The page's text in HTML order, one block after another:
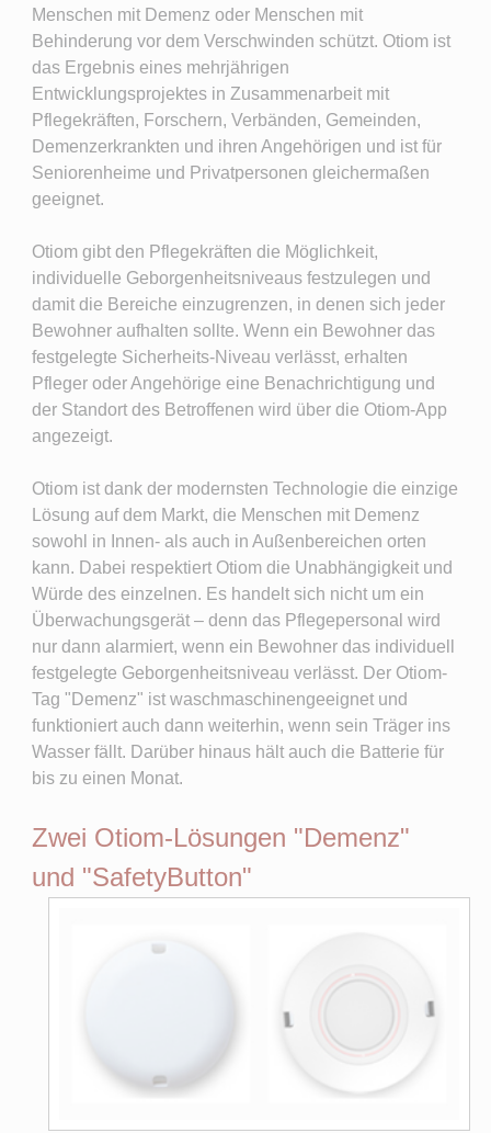
Menschen mit Demenz oder Menschen mit
Behinderung vor dem Verschwinden schützt. Otiom ist
das Ergebnis eines mehrjährigen
Entwicklungsprojektes in Zusammenarbeit mit
Pflegekräften, Forschern, Verbänden, Gemeinden,
Demenzerkrankten und ihren Angehörigen und ist für
Seniorenheime und Privatpersonen gleichermaßen
geeignet.
Otiom gibt den Pflegekräften die Möglichkeit,
individuelle Geborgenheitsniveaus festzulegen und
damit die Bereiche einzugrenzen, in denen sich jeder
Bewohner aufhalten sollte. Wenn ein Bewohner das
festgelegte Sicherheits-Niveau verlässt, erhalten
Pfleger oder Angehörige eine Benachrichtigung und
der Standort des Betroffenen wird über die Otiom-App
angezeigt.
Otiom ist dank der modernsten Technologie die einzige
Lösung auf dem Markt, die Menschen mit Demenz
sowohl in Innen- als auch in Außenbereichen orten
kann. Dabei respektiert Otiom die Unabhängigkeit und
Würde des einzelnen. Es handelt sich nicht um ein
Überwachungsgerät – denn das Pflegepersonal wird
nur dann alarmiert, wenn ein Bewohner das individuell
festgelegte Geborgenheitsniveau verlässt. Der Otiom-
Tag "Demenz" ist waschmaschinengeeignet und
funktioniert auch dann weiterhin, wenn sein Träger ins
Wasser fällt. Darüber hinaus hält auch die Batterie für
bis zu einen Monat.
Zwei Otiom-Lösungen "Demenz"
und "SafetyButton"